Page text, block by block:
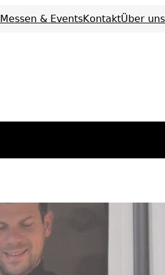
Messen & EventsKontaktÜber uns